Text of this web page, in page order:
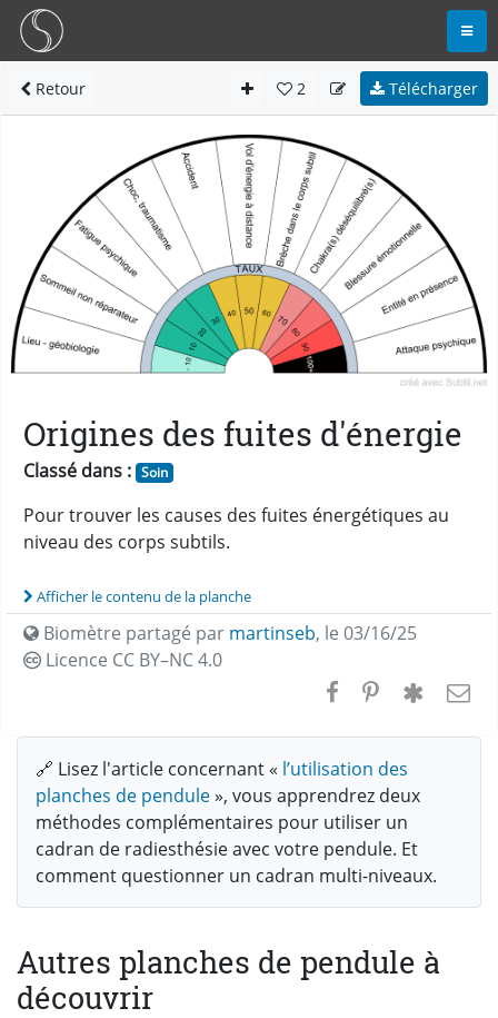
Retour 2 Télécharger
Origines des fuites d'énergie
Classé dans : Soin
Pour trouver les causes des fuites énergétiques au
niveau des corps subtils.
Afficher le contenu de la planche
Biomètre partagé par martinseb, le 03/16/25
Licence CC BY–NC 4.0
🔗 Lisez l'article concernant « l’utilisation des
planches de pendule», vous apprendrez deux
méthodes complémentaires pour utiliser un
cadran de radiesthésie avec votre pendule. Et
comment questionner un cadran multi-niveaux.
Autres planches de pendule à
découvrir